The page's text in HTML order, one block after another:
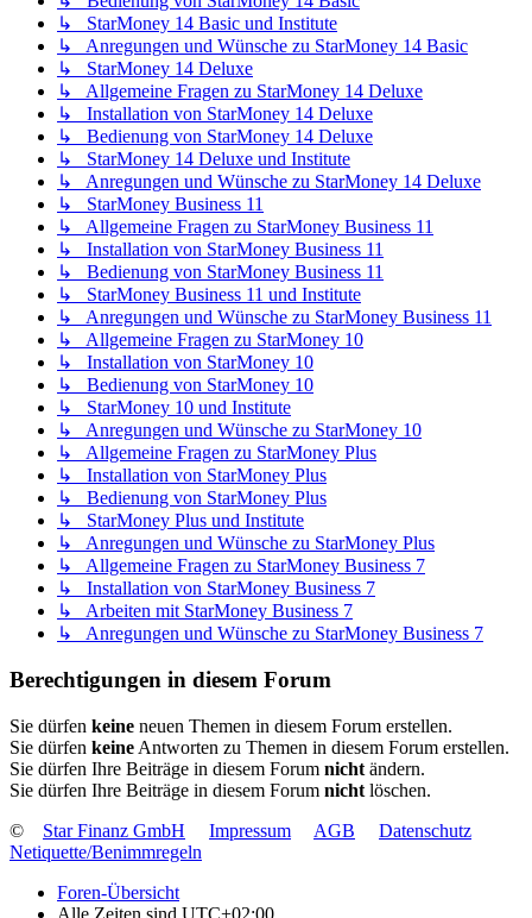
↳ StarMoney 14 Basic und Institute
↳ Anregungen und Wünsche zu StarMoney 14 Basic
↳ StarMoney 14 Deluxe
↳ Allgemeine Fragen zu StarMoney 14 Deluxe
↳ Installation von StarMoney 14 Deluxe
↳ Bedienung von StarMoney 14 Deluxe
↳ StarMoney 14 Deluxe und Institute
↳ Anregungen und Wünsche zu StarMoney 14 Deluxe
↳ StarMoney Business 11
↳ Allgemeine Fragen zu StarMoney Business 11
↳ Installation von StarMoney Business 11
↳ Bedienung von StarMoney Business 11
↳ StarMoney Business 11 und Institute
↳ Anregungen und Wünsche zu StarMoney Business 11
↳ Allgemeine Fragen zu StarMoney 10
↳ Installation von StarMoney 10
↳ Bedienung von StarMoney 10
↳ StarMoney 10 und Institute
↳ Anregungen und Wünsche zu StarMoney 10
↳ Allgemeine Fragen zu StarMoney Plus
↳ Installation von StarMoney Plus
↳ Bedienung von StarMoney Plus
↳ StarMoney Plus und Institute
↳ Anregungen und Wünsche zu StarMoney Plus
↳ Allgemeine Fragen zu StarMoney Business 7
↳ Installation von StarMoney Business 7
↳ Arbeiten mit StarMoney Business 7
↳ Anregungen und Wünsche zu StarMoney Business 7
Berechtigungen in diesem Forum
Sie dürfen keine neuen Themen in diesem Forum erstellen.
Sie dürfen keine Antworten zu Themen in diesem Forum erstellen.
Sie dürfen Ihre Beiträge in diesem Forum nicht ändern.
Sie dürfen Ihre Beiträge in diesem Forum nicht löschen.
©
Star Finanz GmbH Impressum AGB
Datenschutz
Netiquette/Benimmregeln
Foren-Übersicht
Alle Zeiten sind UTC+02:00